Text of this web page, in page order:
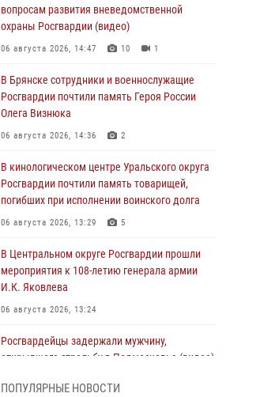
вопросам развития вневедомственной
охраны Росгвардии (видео)
06 августа 2026, 14:47 10 1
В Брянске сотрудники и военнослужащие
Росгвардии почтили память Героя России
Олега Визнюка
06 августа 2026, 14:36 2
В кинологическом центре Уральского округа
Росгвардии почтили память товарищей,
погибших при исполнении воинского долга
06 августа 2026, 13:29 5
В Центральном округе Росгвардии прошли
мероприятия к 108‑летию генерала армии
И.К. Яковлева
06 августа 2026, 13:24
Росгвардейцы задержали мужчину,
открывшего стрельбу в Подмосковье (видео)
ПОПУЛЯРНЫЕ НОВОСТИ